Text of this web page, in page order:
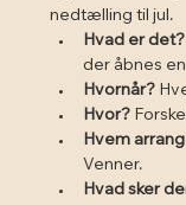
nedtælling til jul.
Hvad er det?
der åbnes
Hvornår?
Hvor?
Hvem
Venner.
Hvad sker